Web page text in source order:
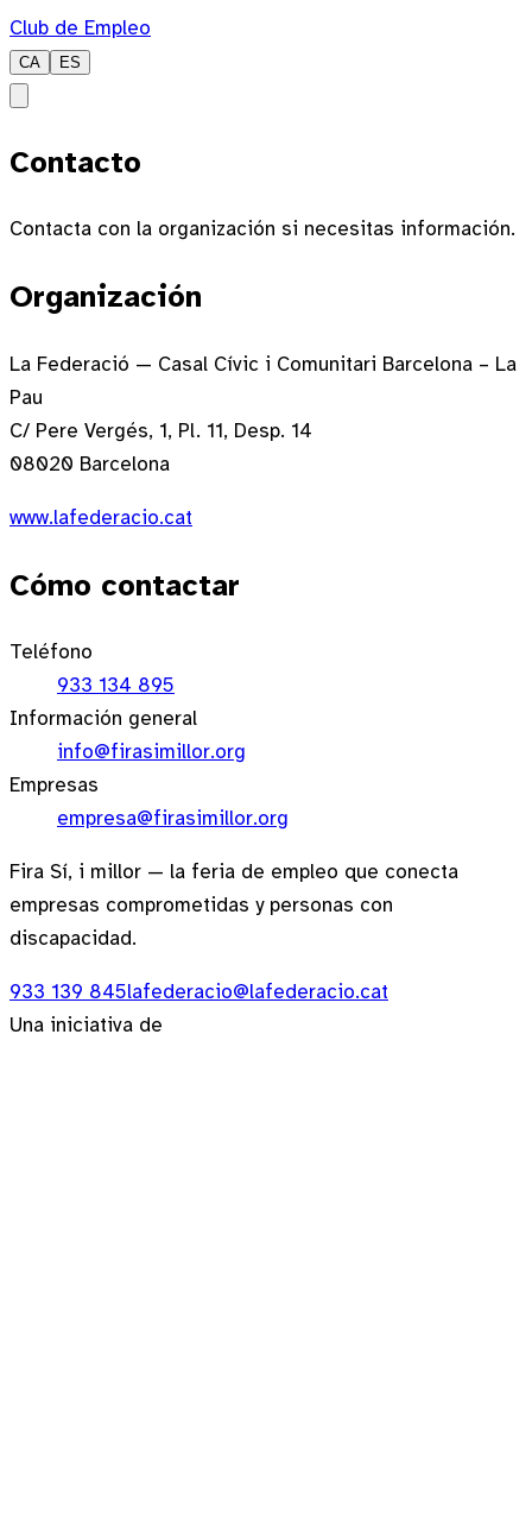
Club de Empleo
CA ES
Contacto
Contacta con la organización si necesitas información.
Organización
La Federació — Casal Cívic i Comunitari Barcelona – La
Pau
C/ Pere Vergés, 1, Pl. 11, Desp. 14
08020 Barcelona
www.lafederacio.cat
Cómo contactar
Teléfono
933 134 895
Información general
info@firasimillor.org
Empresas
empresa@firasimillor.org
Fira Sí, i millor — la feria de empleo que conecta
empresas comprometidas y personas con
discapacidad.
933 139 845lafederacio@lafederacio.cat
Una iniciativa de